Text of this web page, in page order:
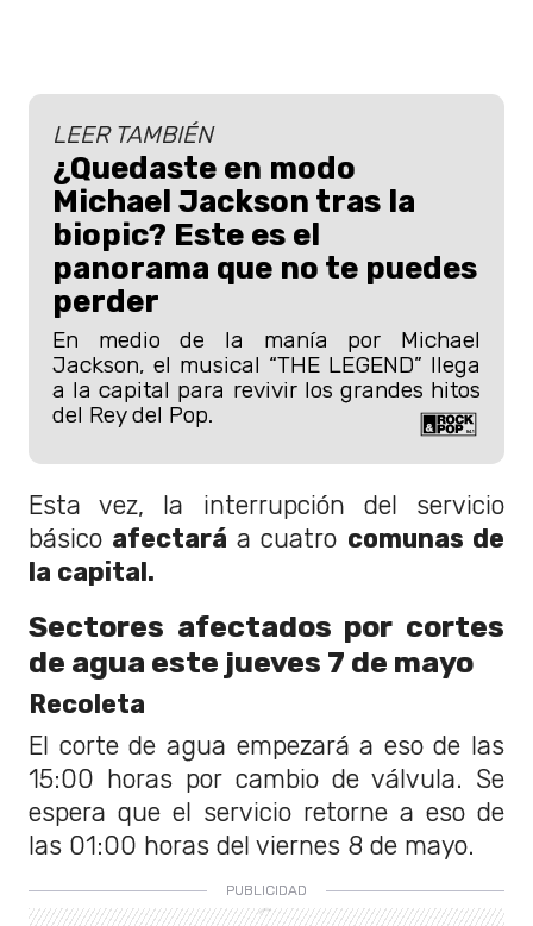
LEER TAMBIÉN
¿Quedaste en modo
Michael Jackson tras la
biopic? Este es el
panorama que no te puedes
perder
En medio de la manía por Michael
Jackson, el musical “THE LEGEND” llega
a la capital para revivir los grandes hitos
del Rey del Pop.
Esta vez, la interrupción del servicio
básico afectará a cuatro comunas de
la capital.
Sectores afectados por cortes
de agua este jueves 7 de mayo
Recoleta
El corte de agua empezará a eso de las
15:00 horas por cambio de válvula. Se
espera que el servicio retorne a eso de
las 01:00 horas del viernes 8 de mayo.